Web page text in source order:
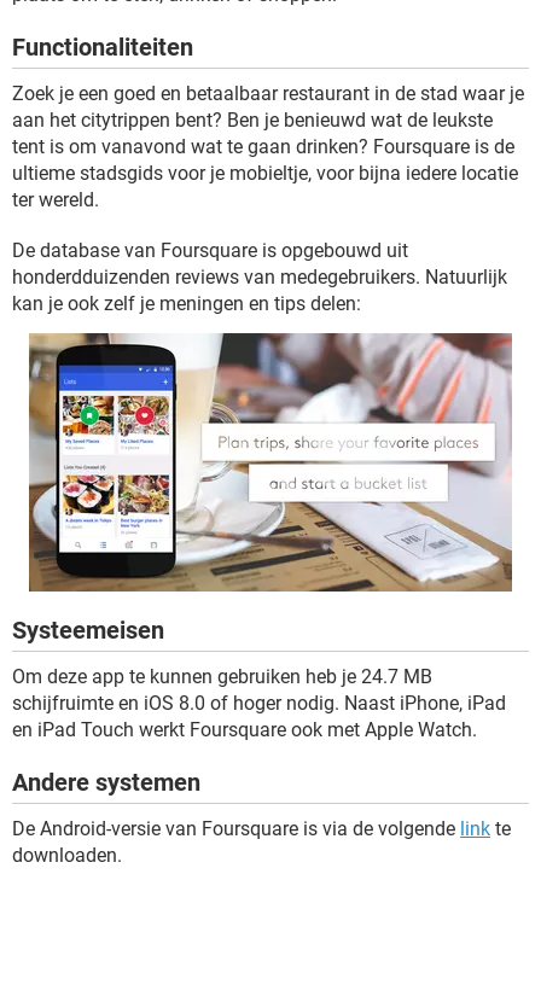
Functionaliteiten
Zoek je een goed en betaalbaar restaurant in de stad waar je
aan het citytrippen bent? Ben je benieuwd wat de leukste
tent is om vanavond wat te gaan drinken? Foursquare is de
ultieme stadsgids voor je mobieltje, voor bijna iedere locatie
ter wereld.
De database van Foursquare is opgebouwd uit
honderdduizenden reviews van medegebruikers. Natuurlijk
kan je ook zelf je meningen en tips delen:
Systeemeisen
Om deze app te kunnen gebruiken heb je 24.7 MB
schijfruimte en iOS 8.0 of hoger nodig. Naast iPhone, iPad
en iPad Touch werkt Foursquare ook met Apple Watch.
Andere systemen
De Android-versie van Foursquare is via de volgende link te
downloaden.